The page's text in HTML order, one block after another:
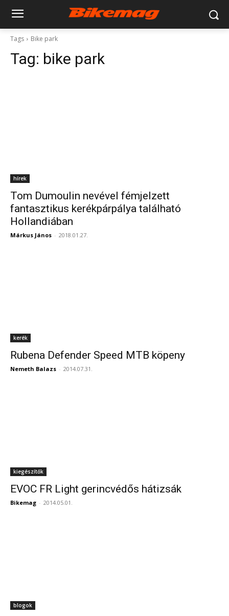
Tags Bike park
Tag: bike park
hírek
Tom Dumoulin nevével fémjelzett
fantasztikus kerékpárpálya található
Hollandiában
Márkus János - 2018.01.27.
kerék
Rubena Defender Speed MTB köpeny
Nemeth Balazs - 2014.07.31.
kiegészítők
EVOC FR Light gerincvédős hátizsák
Bikemag - 2014.05.01.
blogok